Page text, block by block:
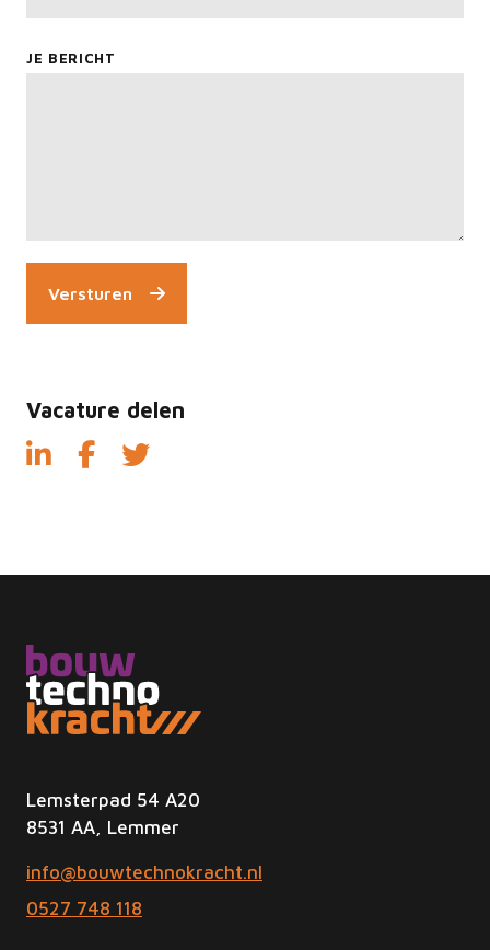
JE BERICHT
Versturen
Vacature delen
Lemsterpad 54 A20
8531 AA, Lemmer
info@bouwtechnokracht.nl
0527 748 118